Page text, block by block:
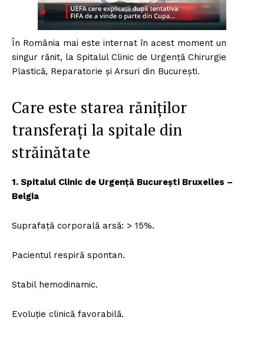
În România mai este internat în acest moment un
singur rănit, la Spitalul Clinic de Urgență Chirurgie
Plastică, Reparatorie și Arsuri din București.
Care este starea răniților
transferați la spitale din
străinătate
1. Spitalul Clinic de Urgență București Bruxelles –
Belgia
Suprafață corporală arsă: > 15%.
Pacientul respiră spontan.
Stabil hemodinamic.
Evoluție clinică favorabilă.